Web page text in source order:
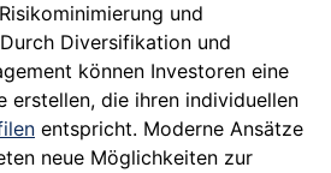
und
Diversifikation und
können Investoren eine
erstellen, die ihren individuellen
entspricht. Moderne Ansätze
neue Möglichkeiten zur